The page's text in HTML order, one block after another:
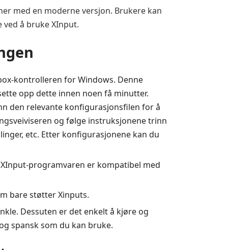
med en moderne versjon. Brukere kan
å bruke XInput.
kontrolleren for Windows. Denne
opp dette innen noen få minutter.
den relevante konfigurasjonsfilen for å
og følge instruksjonene trinn
etc. Etter konfigurasjonene kan du
programvaren er kompatibel med
bare støtter Xinputs.
Dessuten er det enkelt å kjøre og
spansk som du kan bruke.